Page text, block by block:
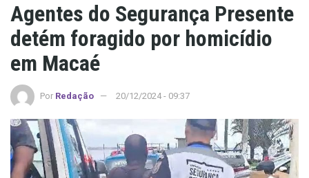
Agentes do Segurança Presente
detém foragido por homicídio
em Macaé
Por Redação 20/12/2024 - 09:37